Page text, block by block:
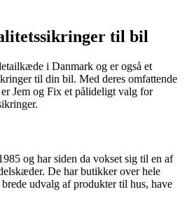
til bil
i Danmark og er også et
til din bil. Med deres omfattende
Jem og Fix et pålideligt valg for
og har siden da vokset sig til en af
De har butikker over hele
udvalg af produkter til hus, have